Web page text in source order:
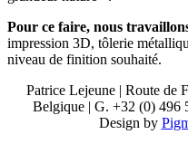
Pour ce faire, nous
impression 3D, tôlerie
niveau de finition souhaité.
Patrice Lejeune | Route de
Belgique | G. +32 (0) 496
Design by